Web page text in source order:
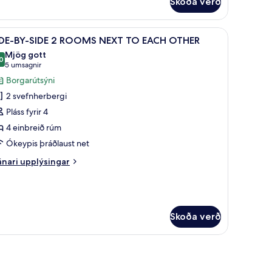
sængurfatnaður, míníbar, öryggishólf í herbergi
14 BY-SIDE 2 ROOMS NEXT TO EACH OTHER
af 10
Mjög gott
5 umsagnir
(5
umsagnir)
Borgarútsýni
2 svefnherbergi
Pláss fyrir 4
4 einbreið rúm
Ókeypis þráðlaust net
upplýsingar
Skoða verð